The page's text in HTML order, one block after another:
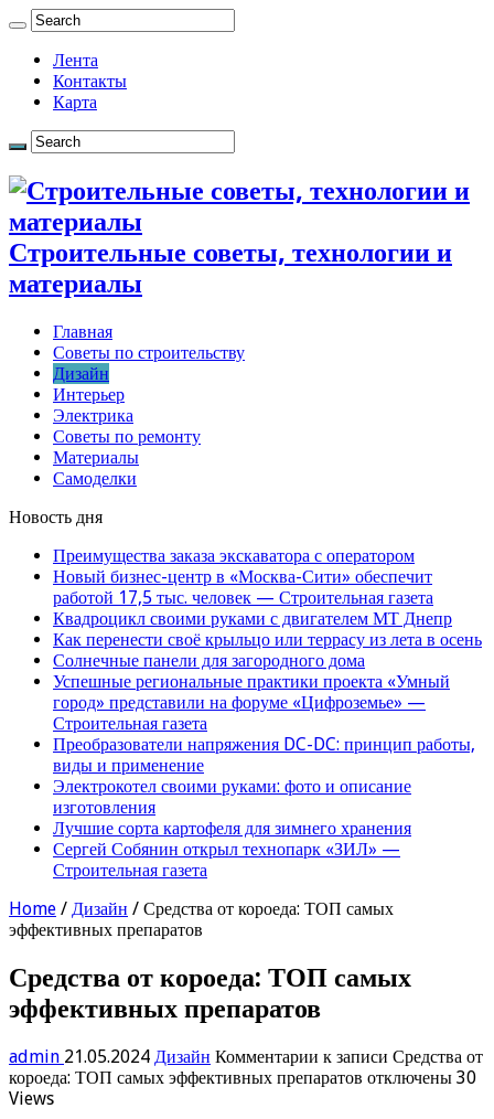
Лента
Контакты
Карта
Строительные советы, технологии и
материалы
Главная
Советы по строительству
Дизайн
Интерьер
Электрика
Советы по ремонту
Материалы
Самоделки
Новость дня
Преимущества заказа экскаватора с оператором
Новый бизнес-центр в «Москва-Сити» обеспечит
работой 17,5 тыс. человек — Строительная газета
Квадроцикл своими руками с двигателем МТ Днепр
Как перенести своё крыльцо или террасу из лета в осень
Солнечные панели для загородного дома
Успешные региональные практики проекта «Умный
город» представили на форуме «Цифроземье» —
Строительная газета
Преобразователи напряжения DC-DC: принцип работы,
виды и применение
Электрокотел своими руками: фото и описание
изготовления
Лучшие сорта картофеля для зимнего хранения
Сергей Собянин открыл технопарк «ЗИЛ» —
Строительная газета
Home / Дизайн / Средства от короеда: ТОП самых
эффективных препаратов
Средства от короеда: ТОП самых
эффективных препаратов
admin 21.05.2024 Дизайн Комментарии к записи Средства от
короеда: ТОП самых эффективных препаратов отключены 30
Views